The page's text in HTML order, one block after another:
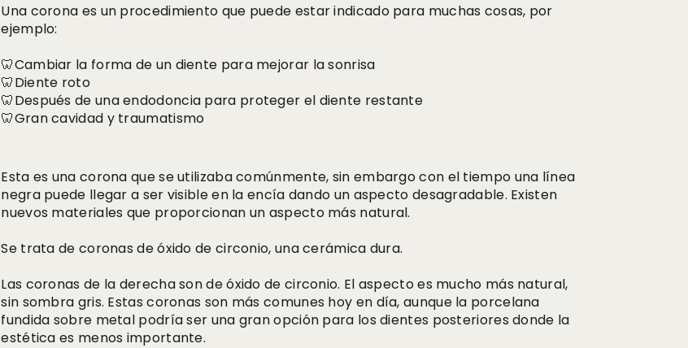
Una corona es un procedimiento que puede estar indicado para muchas cosas, por
ejemplo:
🦷Cambiar la forma de un diente para mejorar la sonrisa
🦷Diente roto
🦷Después de una endodoncia para proteger el diente restante
🦷Gran cavidad y traumatismo
Esta es una corona que se utilizaba comúnmente, sin embargo con el tiempo una línea
negra puede llegar a ser visible en la encía dando un aspecto desagradable. Existen
nuevos materiales que proporcionan un aspecto más natural.
Se trata de coronas de óxido de circonio, una cerámica dura.
Las coronas de la derecha son de óxido de circonio. El aspecto es mucho más natural,
sin sombra gris. Estas coronas son más comunes hoy en día, aunque la porcelana
fundida sobre metal podría ser una gran opción para los dientes posteriores donde la
estética es menos importante.